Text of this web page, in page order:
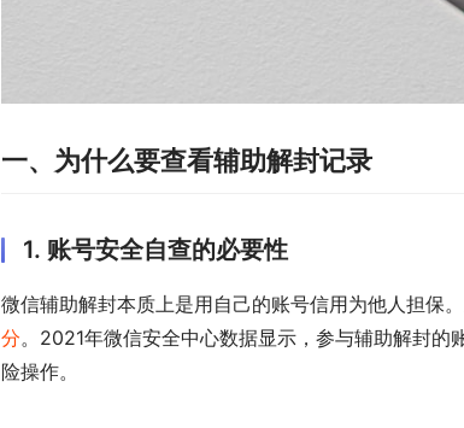
一、为什么要查看辅助解封记录
1. 账号安全自查的必要性
微信辅助解封本质上是用自己的账号信用为他人担保
分。2021年微信安全中心数据显示，参与辅助解封的
险操作。